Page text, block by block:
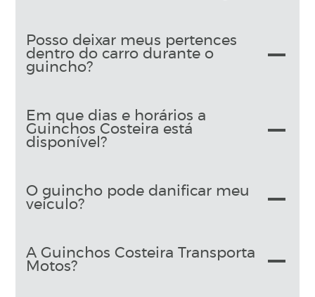
Posso deixar meus pertences
dentro do carro durante o
guincho?
Em que dias e horários a
Guinchos Costeira está
disponível?
O guincho pode danificar meu
veículo?
A Guinchos Costeira Transporta
Motos?